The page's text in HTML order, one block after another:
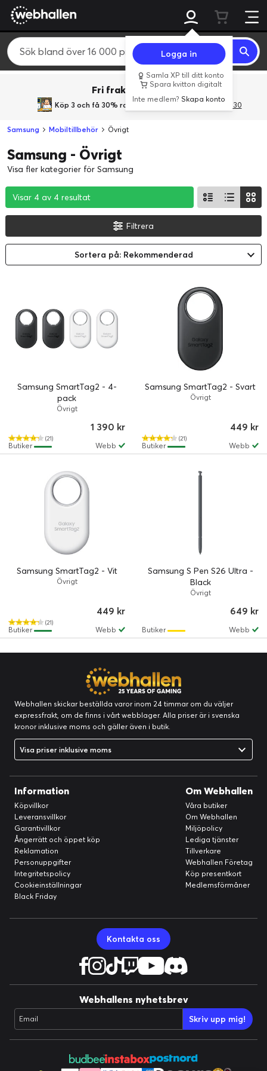
Logga in
Samla XP till ditt konto
Spara kvitton digitalt
Inte medlem?Skapa konto
Fri frakt över 800 kr.
Köp 3 och få 30% rabatt med rabattkoden 3Gives30
Samsung Mobiltillbehör Övrigt
Samsung - Övrigt
Visa fler kategorier för Samsung
Visar 4 av 4 resultat
Visar 4 av 4 resultat
Visar 4 av 4 resultat
Filtrera
Sortera på: Rekommenderad
Samsung SmartTag2 - 4-
pack
Övrigt
(21)
1 390 kr
Webb
Butiker
Samsung SmartTag2 - Svart
Övrigt
(21)
449 kr
Webb
Butiker
Samsung SmartTag2 - Vit
Övrigt
(21)
449 kr
Webb
Butiker
Samsung S Pen S26 Ultra -
Black
Övrigt
649 kr
Webb
Butiker
Webhallen skickar beställda varor inom 24 timmar om du väljer
expressfrakt, om de finns i vårt webblager. Alla priser är i svenska
kronor inklusive moms och gäller även i butik.
Visa priser inklusive moms
Information
Köpvillkor
Leveransvillkor
Garantivillkor
Ångerrätt och öppet köp
Reklamation
Personuppgifter
Integritetspolicy
Cookieinställningar
Black Friday
Om Webhallen
Våra butiker
Om Webhallen
Miljöpolicy
Lediga tjänster
Tillverkare
Webhallen Företag
Köp presentkort
Medlemsförmåner
Kontakta oss
Webhallens nyhetsbrev
Email Skriv upp mig!